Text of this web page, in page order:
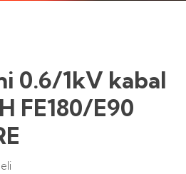
0.6/1kV kabal
FE180/E90